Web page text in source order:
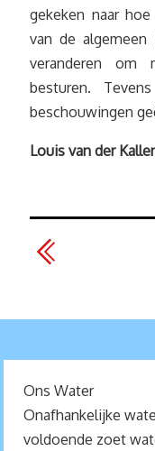
gekeken naar
van de algemeen
veranderen om
besturen.
beschouwingen
Louis van der
Ons Water
Onafhankelijke
voldoende zoet